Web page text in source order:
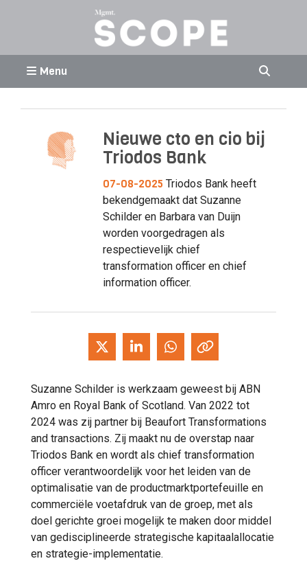
Menu
Nieuwe cto en cio bij
Triodos Bank
07-08-2025 Triodos Bank heeft
bekendgemaakt dat Suzanne
Schilder en Barbara van Duijn
worden voorgedragen als
respectievelijk chief
transformation officer en chief
information officer.
Suzanne Schilder is werkzaam geweest bij ABN
Amro en Royal Bank of Scotland. Van 2022 tot
2024 was zij partner bij Beaufort Transformations
and transactions. Zij maakt nu de overstap naar
Triodos Bank en wordt als chief transformation
officer verantwoordelijk voor het leiden van de
optimalisatie van de productmarktportefeuille en
commerciële voetafdruk van de groep, met als
doel gerichte groei mogelijk te maken door middel
van gedisciplineerde strategische kapitaalallocatie
en strategie-implementatie.